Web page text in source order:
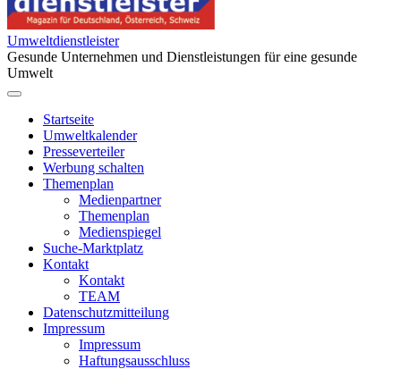
Umweltdienstleister
Gesunde Unternehmen und Dienstleistungen für eine gesunde
Umwelt
Startseite
Umweltkalender
Presseverteiler
Werbung schalten
Themenplan
Medienpartner
Themenplan
Medienspiegel
Suche-Marktplatz
Kontakt
Kontakt
TEAM
Datenschutzmitteilung
Impressum
Impressum
Haftungsausschluss